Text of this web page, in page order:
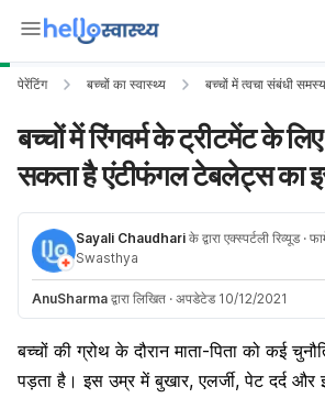
पेरेंटिंग बच्चों का स्वास्थ्य बच्चों में त्वचा संबंधी
बच्चों में रिंगवर्म के ट्रीटमेंट के
सकता है एंटीफंगल टेबलेट्स का
Sayali Chaudhari के द्वारा एक्स्पर्टली रिव्यूड ·
Swasthya
AnuSharma द्वारा लिखित · अपडेटेड 10/12/2021
बच्चों की ग्रोथ के दौरान माता-पिता को कई
पड़ता है। इस उम्र में बुखार, एलर्जी, पेट दर्द